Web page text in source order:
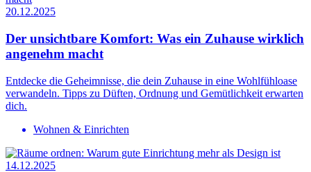
20.12.2025
Der unsichtbare Komfort: Was ein Zuhause wirklich
angenehm macht
Entdecke die Geheimnisse, die dein Zuhause in eine Wohlfühloase
verwandeln. Tipps zu Düften, Ordnung und Gemütlichkeit erwarten
dich.
Wohnen & Einrichten
14.12.2025